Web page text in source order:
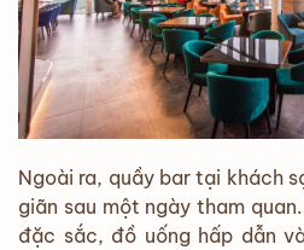
Ngoài ra, quầy bar tại khách
giãn sau một ngày tham
đặc sắc, đồ uống hấp dẫn